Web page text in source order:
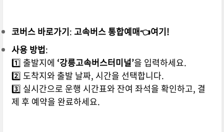
코버스 바로가기: 고속버스 통합예매👈여기!
사용 방법:
1️⃣ 출발지에 ‘강릉고속버스터미널’을 입력하세요.
2️⃣ 도착지와 출발 날짜, 시간을 선택합니다.
3️⃣ 실시간으로 운행 시간표와 잔여 좌석을 확인하고, 결
제 후 예약을 완료하세요.